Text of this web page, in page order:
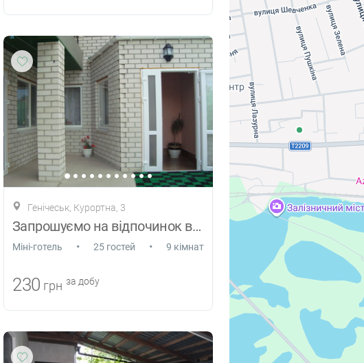
Генічеськ, Курортна, 3
Запрошуємо на відпочинок в Міні-пансіона
Міні-готель • 25 гостей • 9 кімнат
230 грн за добу